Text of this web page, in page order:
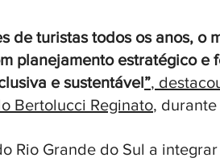
de turistas todos os anos, o
planejamento estratégico e
e sustentável”,
Bertolucci Reginato,
Rio Grande do Sul a